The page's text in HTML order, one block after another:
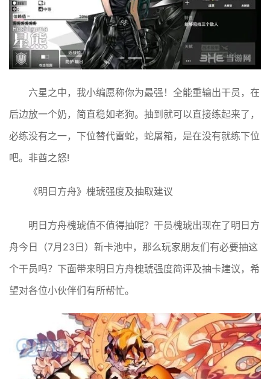
六星之中，我小编愿称你为最强！全能重输出干员，在
后边放一个奶，简直稳如老狗。抽到就可以直接练起来了，
必练没有之一，下位替代雷蛇，蛇屠箱，是在没有就练下位
吧。非酋之怒!
《明日方舟》槐琥强度及抽取建议
明日方舟槐琥值不值得抽呢？干员槐琥出现在了明日方
舟今日（7月23日）新卡池中，那么玩家朋友们有必要抽这
个干员吗？下面带来明日方舟槐琥强度简评及抽卡建议，希
望对各位小伙伴们有所帮忙。